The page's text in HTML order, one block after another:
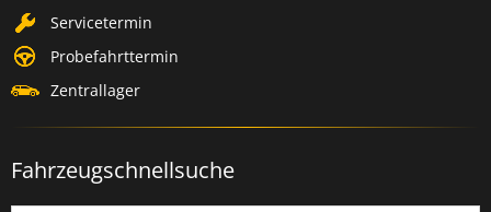
Servicetermin
Probefahrttermin
Zentrallager
Fahrzeugschnellsuche